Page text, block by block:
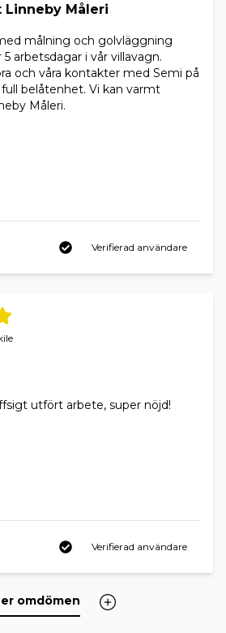
Linneby Måleri
målning och golvläggning
arbetsdagar i vår villavagn.
och våra kontakter med Semi på
belåtenhet. Vi kan varmt
Måleri.
Verifierad användare
utfört arbete, super nöjd!
Verifierad användare
omdömen